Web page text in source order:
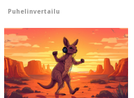
Puhelinvertailu